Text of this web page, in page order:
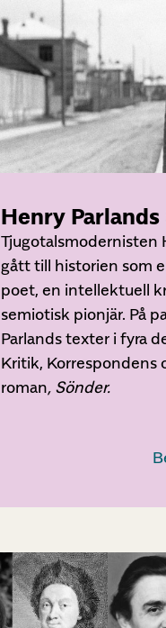
Henry
Tjugotalsmodernisten
gått till historien som
poet, en intellektuell
semiotisk pionjär. På
Parlands texter i fyra
Kritik, Korrespondens
roman, Sönder.